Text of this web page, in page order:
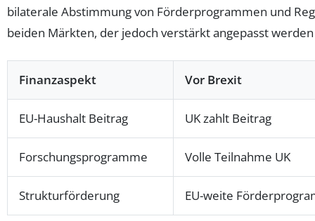
bilaterale Abstimmung von Förderprogrammen und
beiden Märkten, der jedoch verstärkt angepasst
Finanzaspekt Vor Brexit
EU-Haushalt Beitrag UK zahlt Beitrag
Forschungsprogramme Volle Teilnahme UK
Strukturförderung EU-weite